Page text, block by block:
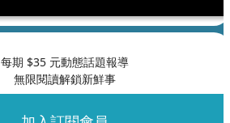
每期 $35 元動態話題報導
無限閱讀解鎖新鮮事